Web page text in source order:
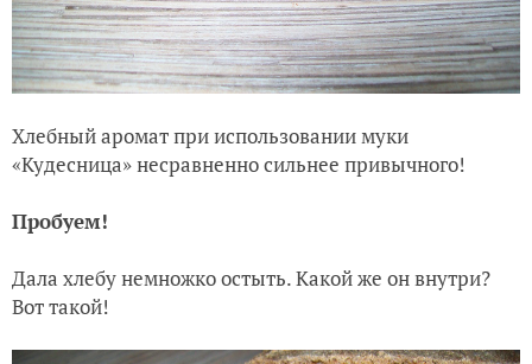
Хлебный аромат при использовании муки
«Кудесница» несравненно сильнее привычного!
Пробуем!
Дала хлебу немножко остыть. Какой же он внутри?
Вот такой!